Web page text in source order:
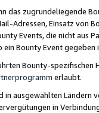
das zugrundeliegende
Adressen, Einsatz von
Events, die nicht
ein Bounty Event
Bounty-spezifischen
erlaubt.
in ausgewählten Ländern
in